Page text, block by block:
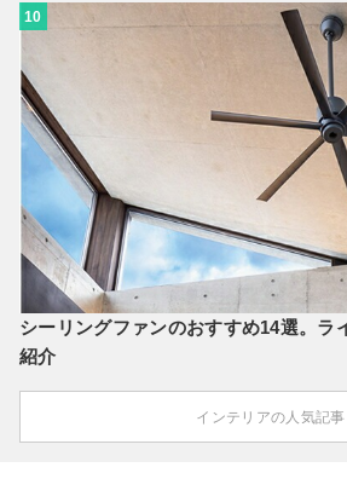
10
シーリングファンのおすすめ14選。ラ
紹介
インテリアの人気記事